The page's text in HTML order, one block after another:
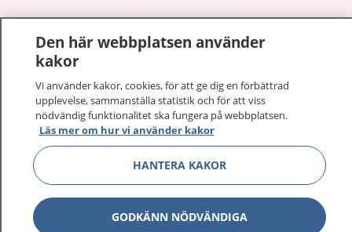
1177 på flera språk
Om 1177
Kontakt Visa
Den här webbplatsen använder
kakor
Vi använder kakor, cookies, för att ge dig en förbättrad
upplevelse, sammanställa statistik och för att viss
nödvändig funktionalitet ska fungera på webbplatsen.
Läs mer om hur vi använder kakor
HANTERA KAKOR
GODKÄNN NÖDVÄNDIGA